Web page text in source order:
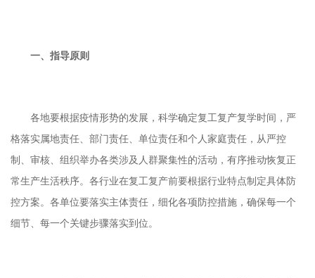
一、指导原则
各地要根据疫情形势的发展，科学确定复工复产复学时间，严
格落实属地责任、部门责任、单位责任和个人家庭责任，从严控
制、审核、组织举办各类涉及人群聚集性的活动，有序推动恢复正
常生产生活秩序。各行业在复工复产前要根据行业特点制定具体防
控方案。各单位要落实主体责任，细化各项防控措施，确保每一个
细节、每一个关键步骤落实到位。